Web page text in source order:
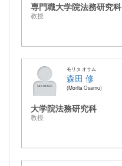
専門職大学院法務研究科
教授
モリタ オサム
森田 修
Morita Osamu
大学院法務研究科
教授